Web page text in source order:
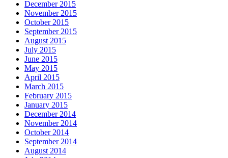
December 2015
November 2015
October 2015
September 2015
August 2015
July 2015
June 2015
May 2015
April 2015
March 2015
February 2015
January 2015
December 2014
November 2014
October 2014
September 2014
August 2014